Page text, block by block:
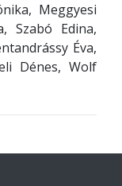
Meggyesi
Szabó Edina,
Éva,
Dénes, Wolf